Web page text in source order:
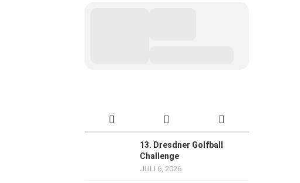
13. Dresdner Golfball
Challenge
JULI 6, 2026